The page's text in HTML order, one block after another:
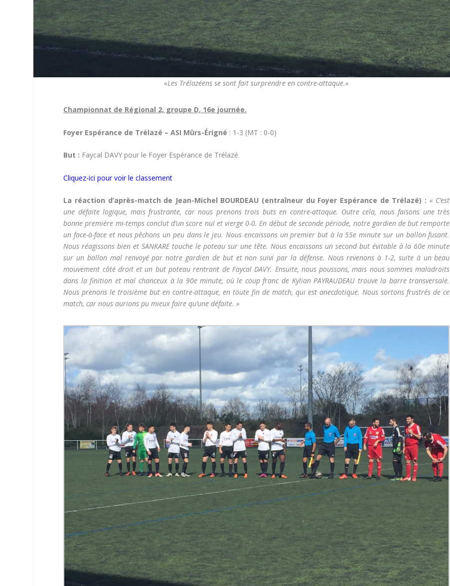
«Les Trélazéens se sont fait surprendre en contre-attaque.»
Championnat de Régional 2, groupe D, 16e journée.
Foyer Espérance de Trélazé – ASI Mûrs-Érigné : 1-3 (MT : 0-0)
But : Faycal DAVY pour le Foyer Espérance de Trélazé.
Cliquez-ici pour voir le classement
La réaction d’après-match de Jean-Michel BOURDEAU (entraîneur du Foyer Espérance de Trélazé) : « C’est
une défaite logique, mais frustrante, car nous prenons trois buts en contre-attaque. Outre cela, nous faisons une très
bonne première mi-temps conclut d’un score nul et vierge 0-0. En début de seconde période, notre gardien de but remporte
un face-à-face et nous pêchons un peu dans le jeu. Nous encaissons un premier but à la 55e minute sur un ballon fusant.
Nous réagissons bien et SANKARE touche le poteau sur une tête. Nous encaissons un second but évitable à la 60e minute
sur un ballon mal renvoyé par notre gardien de but et non suivi par la défense. Nous revenons à 1-2, suite à un beau
mouvement côté droit et un but poteau rentrant de Faycal DAVY. Ensuite, nous poussons, mais nous sommes maladroits
dans la finition et mal chanceux à la 90e minute, où le coup franc de Kylian PAYRAUDEAU trouve la barre transversale.
Nous prenons le troisième but en contre-attaque, en toute fin de match, qui est anecdotique. Nous sortons frustrés de ce
match, car nous aurions pu mieux faire qu’une défaite. »